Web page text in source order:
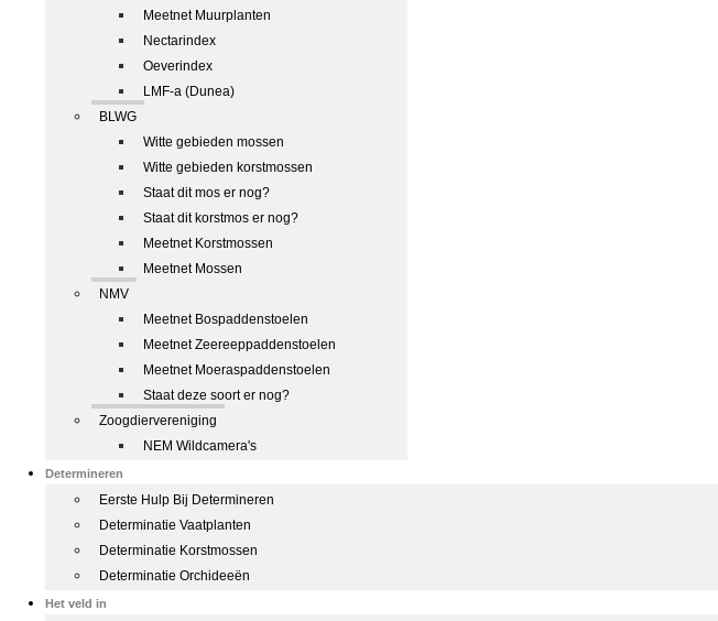
Meetnet Muurplanten
Nectarindex
Oeverindex
LMF-a (Dunea)
BLWG
Witte gebieden mossen
Witte gebieden korstmossen
Staat dit mos er nog?
Staat dit korstmos er nog?
Meetnet Korstmossen
Meetnet Mossen
NMV
Meetnet Bospaddenstoelen
Meetnet Zeereeppaddenstoelen
Meetnet Moeraspaddenstoelen
Staat deze soort er nog?
Zoogdiervereniging
NEM Wildcamera's
Determineren
Eerste Hulp Bij Determineren
Determinatie Vaatplanten
Determinatie Korstmossen
Determinatie Orchideeën
Het veld in